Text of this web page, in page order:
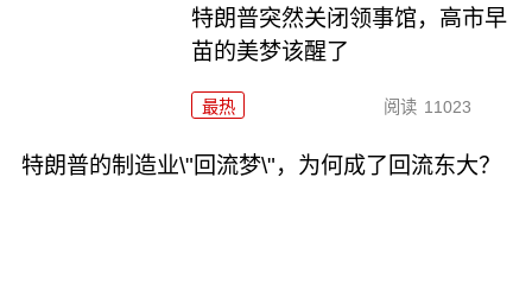
特朗普突然关闭领事馆，高市早
苗的美梦该醒了
最热 阅读 11023
特朗普的制造业\"回流梦\"，为何成了回流东大？